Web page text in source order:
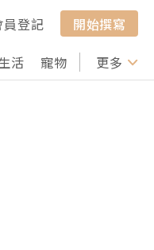
員登記
開始撰寫
活 寵物 行山 打卡
更多